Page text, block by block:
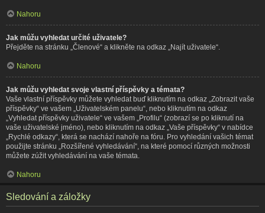
Nahoru
Jak můžu vyhledat určité uživatele?
Přejděte na stránku „Členové“ a klikněte na odkaz „Najít uživatele“.
Nahoru
Jak můžu vyhledat svoje vlastní příspěvky a témata?
Vaše vlastní příspěvky můžete vyhledat buď kliknutím na odkaz „Zobrazit vaše
příspěvky“ ve vašem „Uživatelském panelu“, nebo kliknutím na odkaz
„Vyhledat příspěvky uživatele“ ve vašem „Profilu“ (zobrazí se po kliknutí na
vaše uživatelské jméno), nebo kliknutím na odkaz „Vaše příspěvky“ v nabídce
„Rychlé odkazy“, která se nachází nahoře na fóru. Pro vyhledání vašich témat
použijte stránku „Rozšířené vyhledávání“, na které pomocí různých možnosti
můžete zúžit vyhledávání na vaše témata.
Nahoru
Sledování a záložky